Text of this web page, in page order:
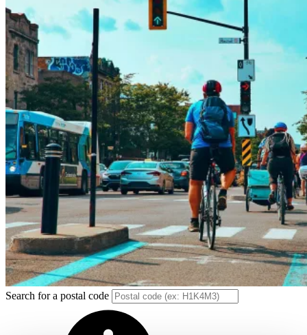
Search for a postal code